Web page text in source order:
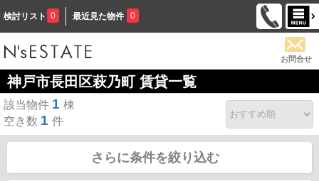
検討リスト 0 最近見た物件 0
お問合せ
神戸市長田区萩乃町 賃貸一覧
該当物件 1 棟
空き数 1 件
さらに条件を絞り込む